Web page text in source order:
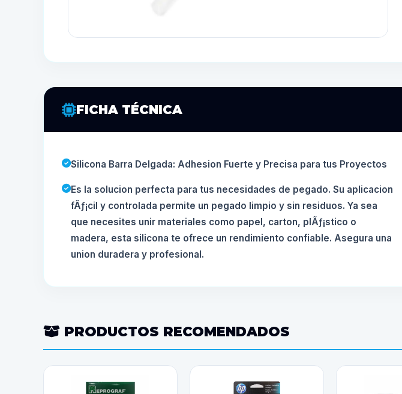
FICHA TÉCNICA
Silicona Barra Delgada: Adhesion Fuerte y Precisa para tus Proyectos
Es la solucion perfecta para tus necesidades de pegado. Su aplicacion
fÃƒ¡cil y controlada permite un pegado limpio y sin residuos. Ya sea
que necesites unir materiales como papel, carton, plÃƒ¡stico o
madera, esta silicona te ofrece un rendimiento confiable. Asegura una
union duradera y profesional.
PRODUCTOS RECOMENDADOS